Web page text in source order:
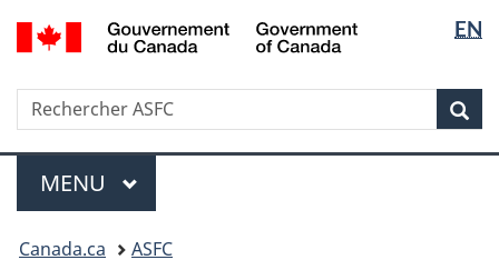
Passer
au
Passer
à
HTML
simplifiée
la
langue
EN
Recherche
Rechercher
ASFC
Menu
MENU PRINCIPAL
êtes
Canada.ca
ASFC